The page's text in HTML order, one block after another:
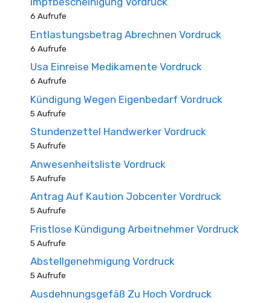
6 Aufrufe
Entlastungsbetrag Abrechnen Vordruck
6 Aufrufe
Usa Einreise Medikamente Vordruck
6 Aufrufe
Kündigung Wegen Eigenbedarf Vordruck
5 Aufrufe
Stundenzettel Handwerker Vordruck
5 Aufrufe
Anwesenheitsliste Vordruck
5 Aufrufe
Antrag Auf Kaution Jobcenter Vordruck
5 Aufrufe
Fristlose Kündigung Arbeitnehmer Vordruck
5 Aufrufe
Abstellgenehmigung Vordruck
5 Aufrufe
Ausdehnungsgefäß Zu Hoch Vordruck